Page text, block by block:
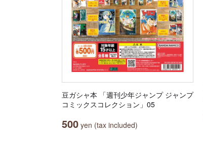
豆ガシャ本 「週刊少年ジャンプ ジャンプ
コミックスコレクション」05
500 yen (tax included)